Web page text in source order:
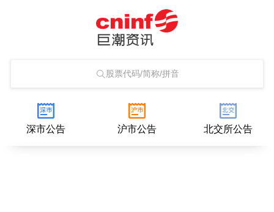
股票代码/简称/拼音
深市公告 沪市公告 北交所公告